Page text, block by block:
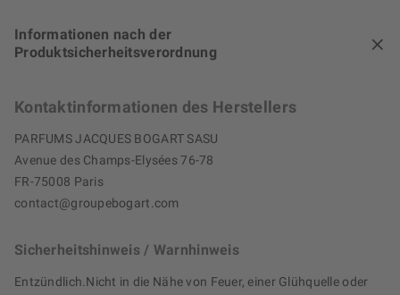
Informationen nach der
Produktsicherheitsverordnung
Kontaktinformationen des Herstellers
PARFUMS JACQUES BOGART SASU
Avenue des Champs-Elysées 76-78
FR-75008 Paris
contact@groupebogart.com
Sicherheitshinweis / Warnhinweis
Entzündlich.Nicht in die Nähe von Feuer, einer Glühquelle oder